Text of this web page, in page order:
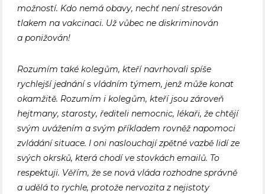
možností. Kdo nemá obavy, nechť není stresován
tlakem na vakcinaci. Už vůbec ne diskriminován
a ponižován!
Rozumím také kolegům, kteří navrhovali spíše
rychlejší jednání s vládním týmem, jenž může konat
okamžitě. Rozumím i kolegům, kteří jsou zároveň
hejtmany, starosty, řediteli nemocnic, lékaři, že chtějí
svým uvážením a svým příkladem rovněž napomoci
zvládání situace. I oni naslouchají zpětné vazbě lidí ze
svých okrsků, která chodí ve stovkách emailů. To
respektuji. Věřím, že se nová vláda rozhodne správně
a udělá to rychle, protože nervozita z nejistoty